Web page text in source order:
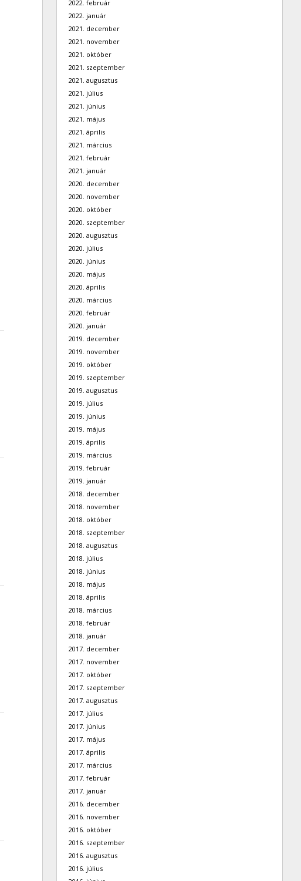
2022. február
2022. január
2021. december
2021. november
2021. október
2021. szeptember
2021. augusztus
2021. július
2021. június
2021. május
2021. április
2021. március
2021. február
2021. január
2020. december
2020. november
2020. október
2020. szeptember
2020. augusztus
2020. július
2020. június
2020. május
2020. április
2020. március
2020. február
2020. január
2019. december
2019. november
2019. október
2019. szeptember
2019. augusztus
2019. július
2019. június
2019. május
2019. április
2019. március
2019. február
2019. január
2018. december
2018. november
2018. október
2018. szeptember
2018. augusztus
2018. július
2018. június
2018. május
2018. április
2018. március
2018. február
2018. január
2017. december
2017. november
2017. október
2017. szeptember
2017. augusztus
2017. július
2017. június
2017. május
2017. április
2017. március
2017. február
2017. január
2016. december
2016. november
2016. október
2016. szeptember
2016. augusztus
2016. július